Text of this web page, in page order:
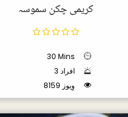
کریمی چکن سموسہ
30 Mins
3 افراد
8159 وِیوز